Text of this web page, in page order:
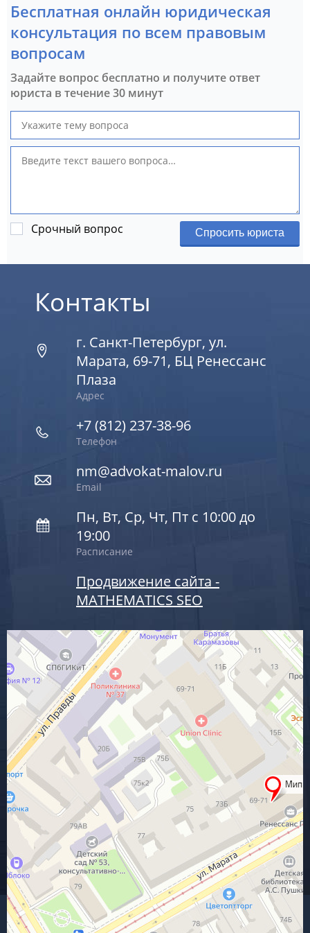
Бесплатная онлайн юридическая
консультация по всем правовым
вопросам
Задайте вопрос бесплатно и получите ответ
юриста в течение 30 минут
Срочный вопрос Спросить юриста
Контакты
г. Санкт-Петербург, ул.
Марата, 69-71, БЦ Ренессанс
Плаза
Адрес
+7 (812) 237-38-96
Телефон
nm@advokat-malov.ru
Email
Пн, Вт, Ср, Чт, Пт с 10:00 до
19:00
Расписание
Продвижение сайта -
MATHEMATICS SEO